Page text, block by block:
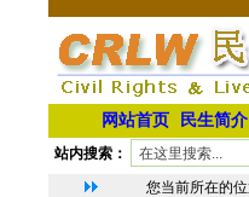
网站首页 民生简介
站内搜索：
您当前所在的位